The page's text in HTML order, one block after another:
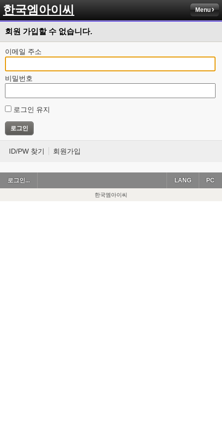
한국엠아이씨 Menu
회원 가입할 수 없습니다.
이메일 주소
비밀번호
로그인 유지
ID/PW 찾기 회원가입
로그인... PC
LANG
한국엠아이씨